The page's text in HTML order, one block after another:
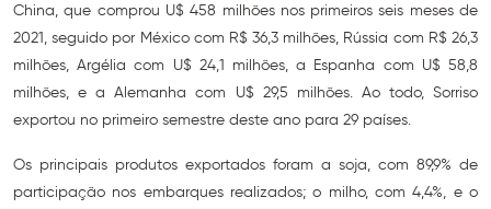
China, que comprou U$ 458 milhões nos primeiros seis meses de
2021, seguido por México com R$ 36,3 milhões, Rússia com R$ 26,3
milhões, Argélia com U$ 24,1 milhões, a Espanha com U$ 58,8
milhões, e a Alemanha com U$ 29,5 milhões. Ao todo, Sorriso
exportou no primeiro semestre deste ano para 29 países.
Os principais produtos exportados foram a soja, com 89,9% de
participação nos embarques realizados; o milho, com 4,4%, e o